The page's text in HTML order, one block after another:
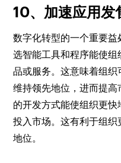
10、加速应用发
数字化转型的一个重要
选智能工具和程序能使
品或服务。这意味着组
维持领先地位，进而提
的开发方式能使组织更
投入市场。这有利于组
地位。